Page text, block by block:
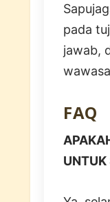
pada
jawab,
FAQ
UNTUK